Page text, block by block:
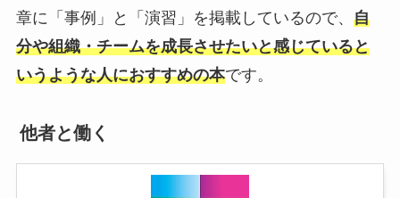
章に「事例」と「演習」を掲載しているので、 自
分や組織・チームを成長させたいと感じていると
いうような人におすすめの本です。
他者と働く